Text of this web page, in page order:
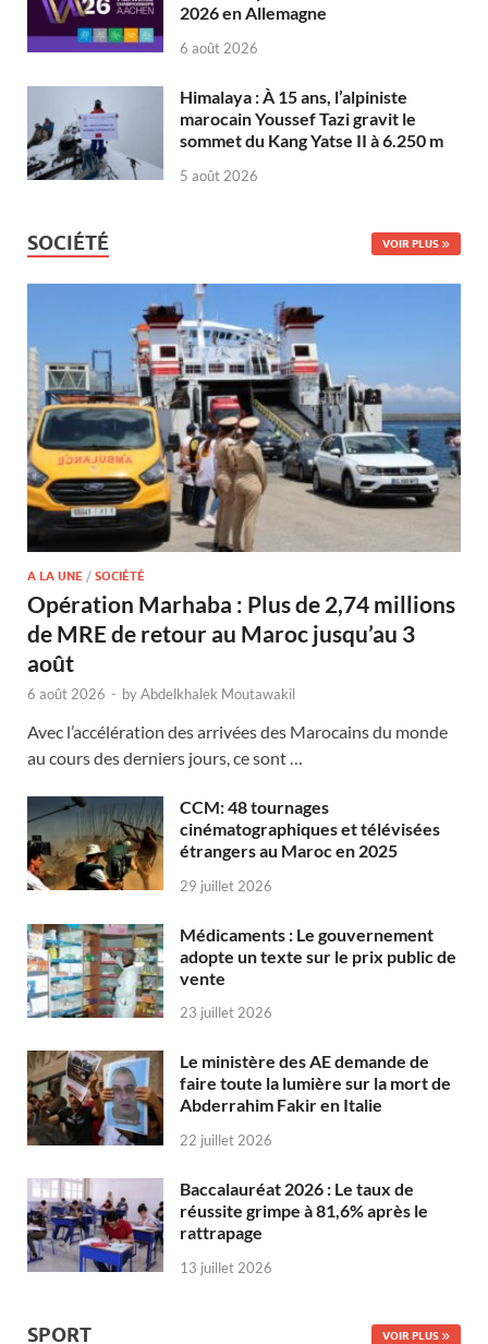
2026 en Allemagne
6 août 2026
Himalaya : À 15 ans, l’alpiniste
marocain Youssef Tazi gravit le
sommet du Kang Yatse II à 6.250 m
5 août 2026
SOCIÉTÉ VOIR PLUS
A LA UNE / SOCIÉTÉ
Opération Marhaba : Plus de 2,74 millions
de MRE de retour au Maroc jusqu’au 3
août
6 août 2026 - byAbdelkhalek Moutawakil
Avec l’accélération des arrivées des Marocains du monde
au cours des derniers jours, ce sont …
CCM: 48 tournages
cinématographiques et télévisées
étrangers au Maroc en 2025
29 juillet 2026
Médicaments : Le gouvernement
adopte un texte sur le prix public de
vente
23 juillet 2026
Le ministère des AE demande de
faire toute la lumière sur la mort de
Abderrahim Fakir en Italie
22 juillet 2026
Baccalauréat 2026 : Le taux de
réussite grimpe à 81,6% après le
rattrapage
13 juillet 2026
SPORT VOIR PLUS